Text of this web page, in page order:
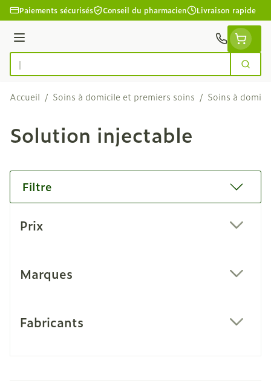
Aller au contenu
Paiements sécurisés Conseil du pharmacien Livraison rapide
Menu
Rechercher
Accueil / Soins à domicile et premiers soins / Soins à
Solution injectable
Filtre
Prix
Marques
Fabricants